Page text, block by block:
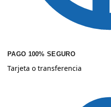
PAGO 100% SEGURO
Tarjeta o transferencia